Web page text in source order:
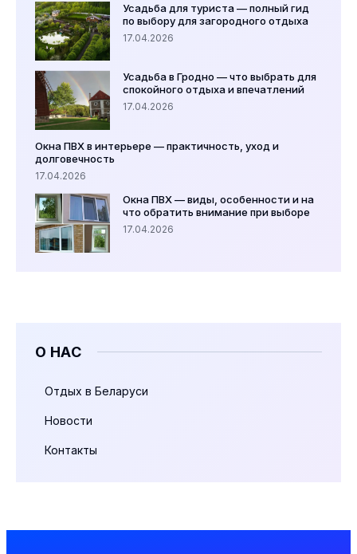
Усадьба для туриста — полный гид
по выбору для загородного отдыха
17.04.2026
Усадьба в Гродно — что выбрать для
спокойного отдыха и впечатлений
17.04.2026
Окна ПВХ в интерьере — практичность, уход и
долговечность
17.04.2026
Окна ПВХ — виды, особенности и на
что обратить внимание при выборе
17.04.2026
О НАС
Отдых в Беларуси
Новости
Контакты